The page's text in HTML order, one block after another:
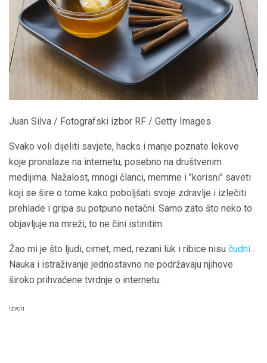
Juan Silva / Fotografski izbor RF / Getty Images
Svako voli dijeliti savjete, hacks i manje poznate lekove
koje pronalaze na internetu, posebno na društvenim
medijima. Nažalost, mnogi članci, memme i "korisni" saveti
koji se šire o tome kako poboljšati svoje zdravlje i izlečiti
prehlade i gripa su potpuno netačni. Samo zato što neko to
objavljuje na mreži, to ne čini istinitim.
Žao mi je što ljudi, cimet, med, rezani luk i ribice nisu čudni .
Nauka i istraživanje jednostavno ne podržavaju njihove
široko prihvaćene tvrdnje o internetu.
Izvori